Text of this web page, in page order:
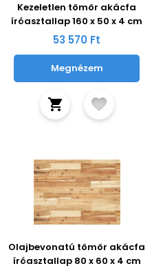
Kezeletlen tömör akácfa
íróasztallap 160 x 50 x 4 cm
53 570 Ft
Megnézem
Olajbevonatú tömör akácfa
íróasztallap 80 x 60 x 4 cm